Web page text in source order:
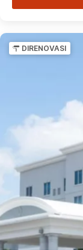
DIRENOVASI